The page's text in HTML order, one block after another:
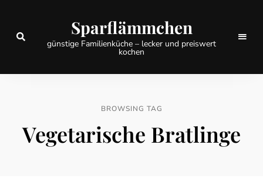
Sparflämmchen
günstige Familienküche – lecker und preiswert
kochen
BROWSING TAG
Vegetarische Bratlinge